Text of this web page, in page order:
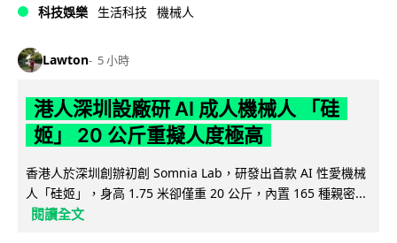
科技娛樂 生活科技 機械人
Lawton 5 小時
港人深圳設廠研 AI 成人機械人 「硅
姬」 20 公斤重擬人度極高
香港人於深圳創辦初創 Somnia Lab，研發出首款 AI 性愛機械
人「硅姬」，身高 1.75 米卻僅重 20 公斤，內置 165 種親密...
閱讀全文